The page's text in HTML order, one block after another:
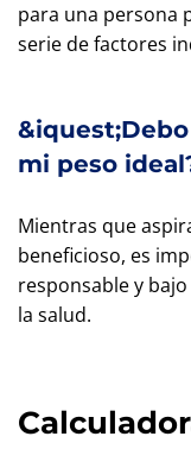
para una persona
serie de factores
mi peso
Mientras que
beneficioso, es
responsable y
la salud.